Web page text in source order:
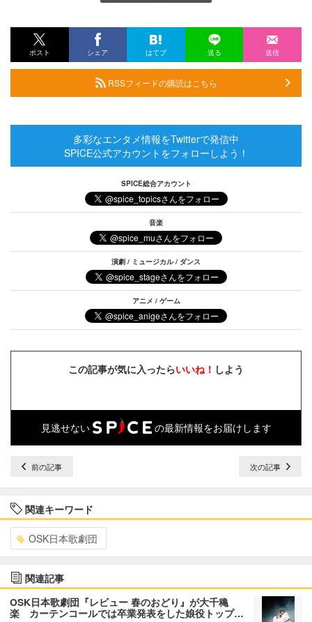
ポスト シェア はてブ 送る 送信
RSSフィードの購読はこちら
多彩なエンタメ情報をTwitterで発信中
SPICE公式アカウントをフォローしよう！
SPICE総合アカウント
音楽
演劇 / ミュージカル / ダンス
アニメ / ゲーム
この記事が気に入ったらいいね！ しよう
見逃せない の最新情報をお届けします
前の記事 次の記事
関連キーワード
OSK日本歌劇団
関連記事
OSK日本歌劇団『レビュー 春のおどり』が大千穐
楽 カーテンコールでは卒業発表をした娘役トップ…